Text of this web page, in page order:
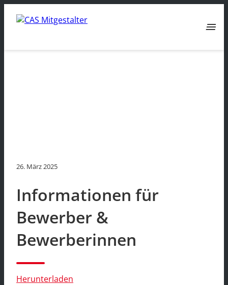
menu
26. März 2025
Informationen für
Bewerber &
Bewerberinnen
Herunterladen